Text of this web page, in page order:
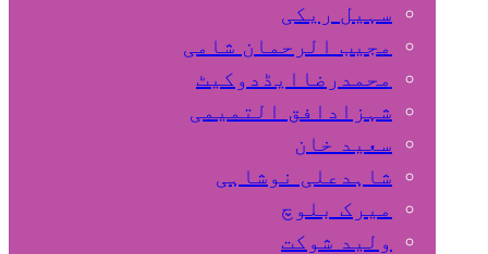
سہیل ريكی
مجیب الرحمان شامی
محمدرضاایڈدوکیٹ
شہزادافق التمیمی
سعید خان
شاہدعلی نوشاہی
میرک بلوچ
ولید شوکت